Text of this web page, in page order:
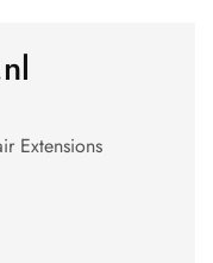
Extensions